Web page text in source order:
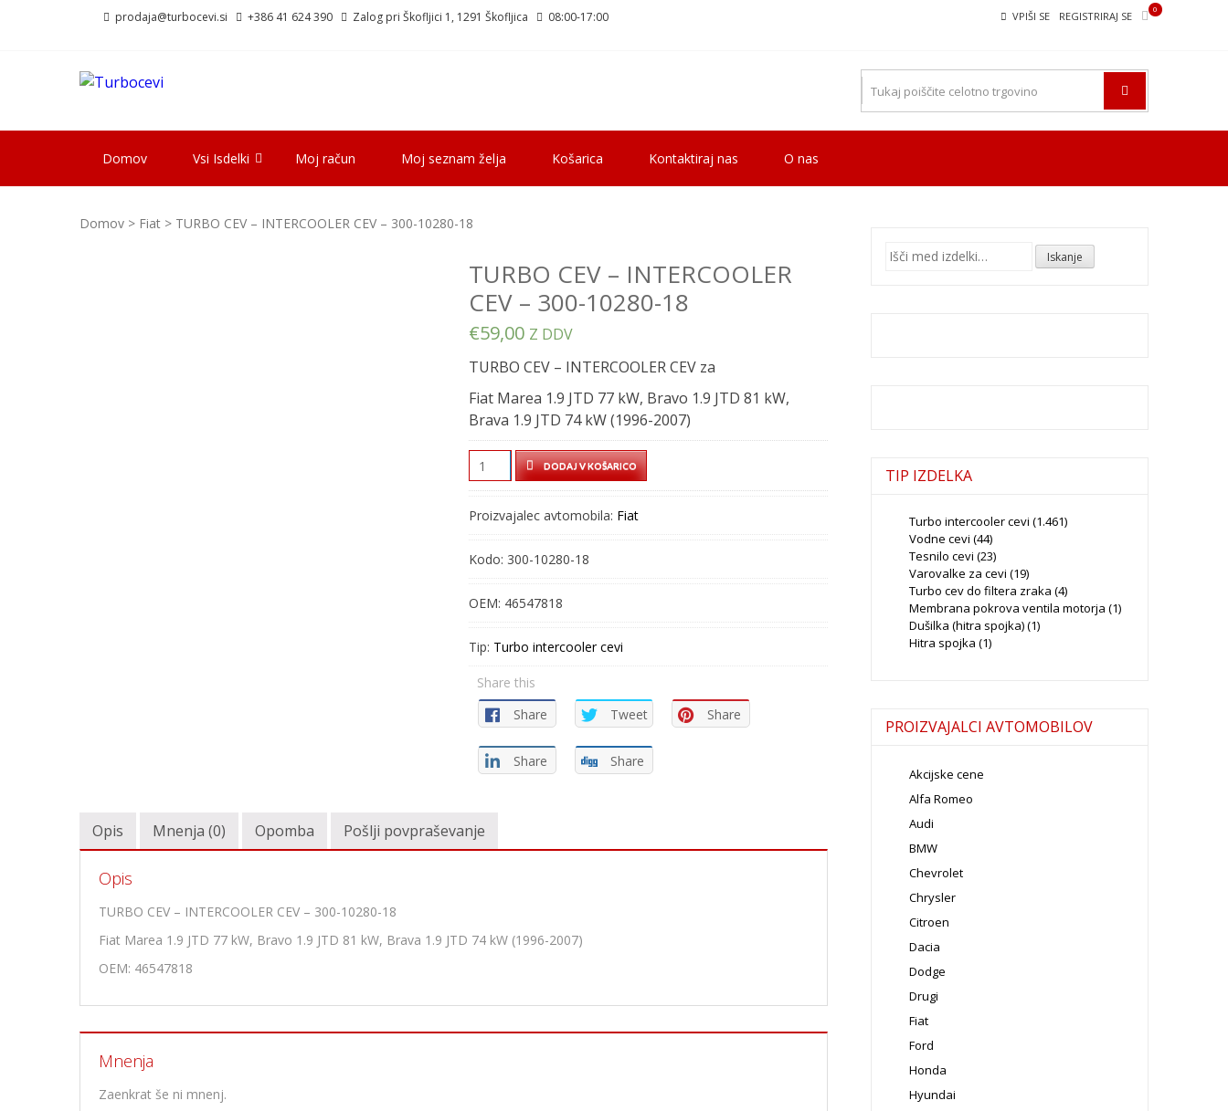
prodaja@turbocevi.si +386 41 624 390 Zalog pri Škofljici 1, 1291 Škofljica 08:00-17:00 VPIŠI SE REGISTRIRAJ SE
0
Domov Vsi Isdelki Moj račun Moj seznam želja Košarica Kontaktiraj nas O nas
Domov > Fiat > TURBO CEV – INTERCOOLER CEV – 300-10280-18
TURBO CEV – INTERCOOLER
CEV – 300-10280-18
€59,00 Z DDV
TURBO CEV – INTERCOOLER CEV za
Fiat Marea 1.9 JTD 77 kW, Bravo 1.9 JTD 81 kW,
Brava 1.9 JTD 74 kW (1996-2007)
TURBO
CEV
INTERCOOLER
–
10280-
quantity
DODAJ V KOŠARICO
Proizvajalec avtomobila: Fiat
Kodo: 300-10280-18
OEM: 46547818
Tip: Turbo intercooler cevi
Share this
Share
Tweet Share
Share Share
Opis Mnenja (0) Opomba Pošlji povpraševanje
Opis
TURBO CEV – INTERCOOLER CEV – 300-10280-18
Fiat Marea 1.9 JTD 77 kW, Bravo 1.9 JTD 81 kW, Brava 1.9 JTD 74 kW (1996-2007)
OEM: 46547818
Mnenja
Zaenkrat še ni mnenj.
Išči: Iskanje
TIP IZDELKA
Turbo intercooler cevi (1.461)
Vodne cevi (44)
Tesnilo cevi (23)
Varovalke za cevi (19)
Turbo cev do filtera zraka (4)
Membrana pokrova ventila motorja (1)
Dušilka (hitra spojka)(1)
Hitra spojka (1)
PROIZVAJALCI AVTOMOBILOV
Akcijske cene
Alfa Romeo
Audi
BMW
Chevrolet
Chrysler
Citroen
Dacia
Dodge
Drugi
Fiat
Ford
Honda
Hyundai